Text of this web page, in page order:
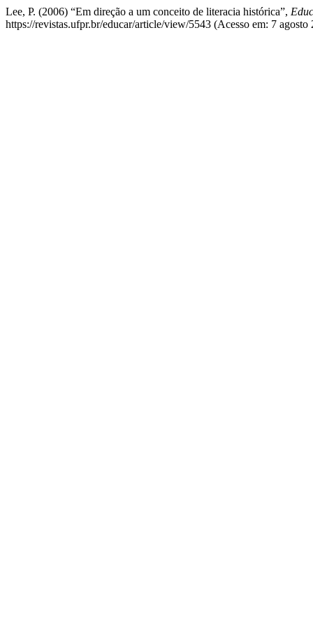
Lee, P. (2006) “Em direção a um conceito de literacia histórica”,
https://revistas.ufpr.br/educar/article/view/5543 (Acesso em: 7 agosto